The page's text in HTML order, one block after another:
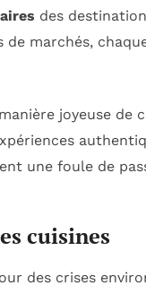
des
de marchés,
joyeuse de
une foule de
cuisines
des crises